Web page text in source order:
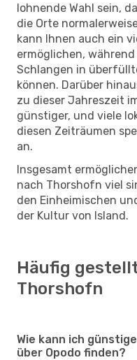
lohnende Wahl sein,
die Orte
kann Ihnen auch ein
ermöglichen,
Schlangen in
können. Darüber
zu dieser Jahreszeit
günstiger, und viele
diesen Zeiträumen
an.
Insgesamt
nach Thorshofn viel
den Einheimischen
der Kultur von Island.
Häufig
Thorshofn
Wie kann ich
über Opodo finden?